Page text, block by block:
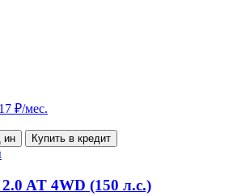
₽/мес.
ин Купить в кредит
AT 4WD (150 л.с.)